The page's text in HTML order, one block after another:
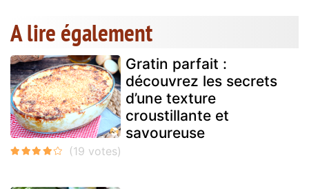
A lire également
Gratin parfait :
découvrez les secrets
d’une texture
croustillante et
savoureuse